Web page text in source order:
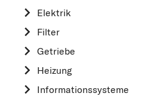
Elektrik
Filter
Getriebe
Heizung
Informationssysteme